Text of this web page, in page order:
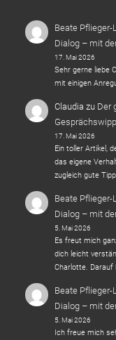
Beate Pflieger-
Dialog – mit
17. Mai 2026
Sehr gerne liebe
mit einigen
Claudia zu Der
17. Mai 2026
Ein toller Artikel,
das eigene
zugleich gute
Beate Pflieger-
Dialog – mit
5. Mai 2026
Es freut mich
dich leicht
Charlotte. Darauf
Beate Pflieger-
Dialog – mit
5. Mai 2026
Ich freue mich